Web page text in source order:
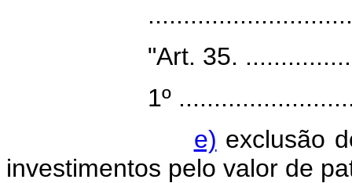
"Art. 35.
1º
e) exclusão
investimentos pelo valor de